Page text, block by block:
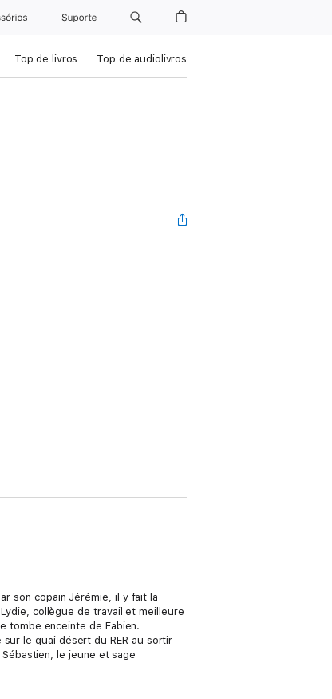
Suporte
Top de livros Top de audiolivros
son copain Jérémie, il y fait la
collègue de travail et meilleure
tombe enceinte de Fabien.
le quai désert du RER au sortir
le jeune et sage